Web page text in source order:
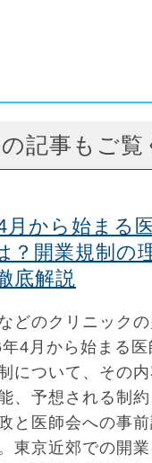
記事もご覧
月から始まる
？開業規制の
底解説
どのクリニック
4月から始まる医
について、その
、予想される制
と医師会への事
東京近郊での開